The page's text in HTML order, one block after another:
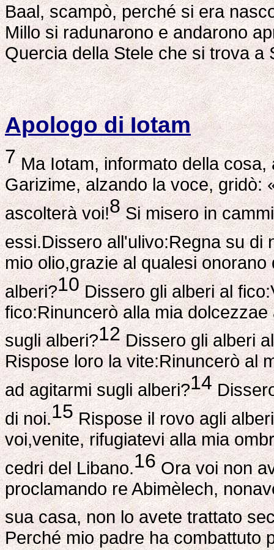
Baal, scampò, perché si era
Millo si radunarono e andarono
Quercia della Stele che si trova a
Apologo di Iotam
7Ma Iotam, informato della
Garizime, alzando la voce, gridò:
ascolterà voi!8Si misero in
essi.Dissero all'ulivo:Regna su di
mio olio,grazie al qualesi
alberi?10Dissero gli alberi al
fico:Rinuncerò alla mia
sugli alberi?12Dissero gli alberi
Rispose loro la vite:Rinuncerò al
ad agitarmi sugli alberi?14
di noi.15Rispose il rovo agli
voi,venite, rifugiatevi alla mia
cedri del Libano.16Ora voi non
proclamando re Abimèlech,
sua casa, non lo avete trattato
Perché mio padre ha combattuto